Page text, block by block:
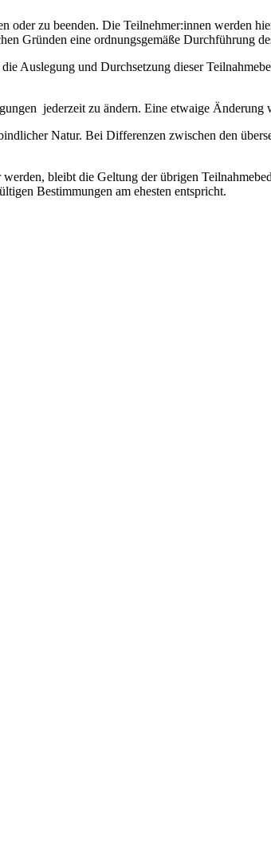
oder zu beenden. Die Teilnehmer:innen werden
Gründen eine ordnungsgemäße Durchführung
Auslegung und Durchsetzung dieser
jederzeit zu ändern. Eine etwaige
Natur. Bei Differenzen zwischen den
bleibt die Geltung der übrigen
Bestimmungen am ehesten entspricht.